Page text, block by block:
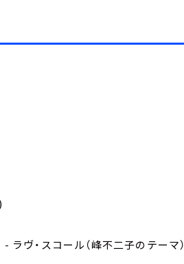
ヴ・スコール（峰不二子のテーマ）